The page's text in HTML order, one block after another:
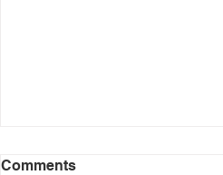
Comments